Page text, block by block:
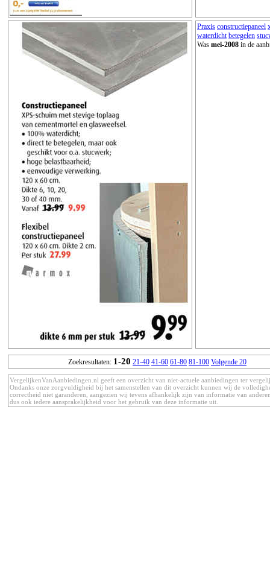
Praxis constructiepaneel
waterdicht betegelen
Was mei-2008 in de
Zoekresultaten: 1-20 21-40 41-60 61-80 81-100 Volgende 20
VergelijkenVanAanbiedingen.nl geeft een overzicht van niet-actuele aanbiedingen ter
Ondanks onze zorgvuldigheid bij het samenstellen van dit overzicht kunnen wij de
correctheid niet garanderen, aangezien wij tevens afhankelijk zijn van informatie van
dus ook iedere aansprakelijkheid voor het gebruik van deze informatie uit.